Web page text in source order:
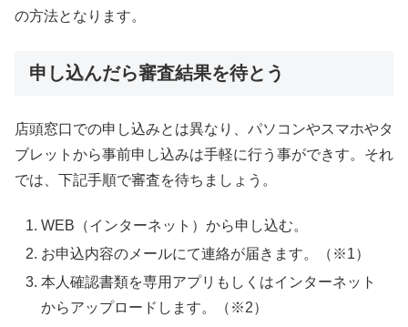
の方法となります。
申し込んだら審査結果を待とう
店頭窓口での申し込みとは異なり、パソコンやスマホやタ
ブレットから事前申し込みは手軽に行う事ができす。それ
では、下記手順で審査を待ちましょう。
WEB（インターネット）から申し込む。
お申込内容のメールにて連絡が届きます。（※1）
本人確認書類を専用アプリもしくはインターネット
からアップロードします。（※2）